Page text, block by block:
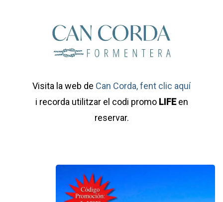
Visita la web de Can Corda, fent clic aquí
i recorda utilitzar el codi promo LIFEen
reservar.